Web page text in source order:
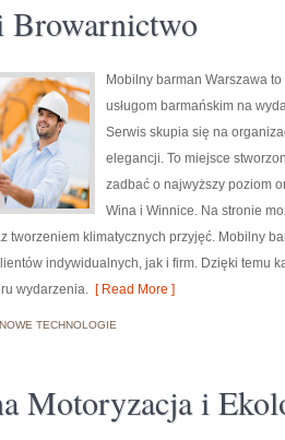
Browarnictwo
Mobilny barman Warszawa
usługom barmańskim na
Serwis skupia się na
elegancji. To miejsce
zadbać o najwyższy poziom
Wina i Winnice. Na stronie
tworzeniem klimatycznych przyjęć. Mobilny
indywidualnych, jak i firm. Dzięki temu
wydarzenia. [ Read More ]
NOWE TECHNOLOGIE
Motoryzacja i